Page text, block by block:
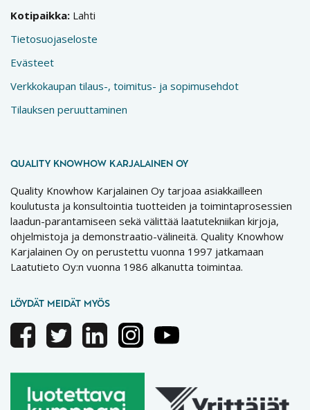
Kotipaikka: Lahti
Tietosuojaseloste
Evästeet
Verkkokaupan tilaus-, toimitus- ja sopimusehdot
Tilauksen peruuttaminen
QUALITY KNOWHOW KARJALAINEN OY
Quality Knowhow Karjalainen Oy tarjoaa asiakkailleen
koulutusta ja konsultointia tuotteiden ja toimintaprosessien
laadun-parantamiseen sekä välittää laatutekniikan kirjoja,
ohjelmistoja ja demonstraatio-välineitä. Quality Knowhow
Karjalainen Oy on perustettu vuonna 1997 jatkamaan
Laatutieto Oy:n vuonna 1986 alkanutta toimintaa.
LÖYDÄT MEIDÄT MYÖS
FacebookTwitter LinkedinInstagramYoutube